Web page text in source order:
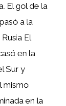
El gol de la
a la
El
en la
Sur y
mismo
en la